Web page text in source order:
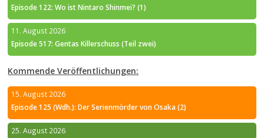
Episode 122: Wo ist Nintaro Shinmei? (1)
11. August 2026
Episode 517: Gentas Killerschuss (Teil zwei)
Kommende Veröffentlichungen:
15. August 2026
Episode 125 (Wdh.): Der Serienmörder von Osaka (2)
25. August 2026